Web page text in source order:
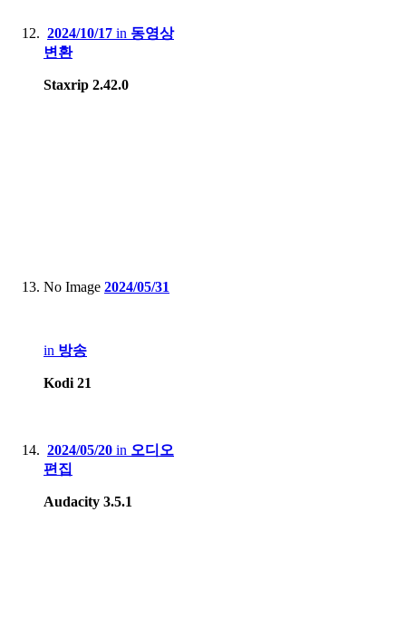
2024/10/17 in 동영상
변환
Staxrip 2.42.0
No Image 2024/05/31
in 방송
Kodi 21
2024/05/20 in 오디오
편집
Audacity 3.5.1